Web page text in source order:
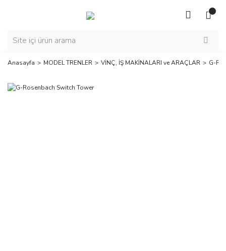
Anasayfa MODEL TRENLER VİNÇ, İŞ MAKİNALARI ve ARAÇLAR G-